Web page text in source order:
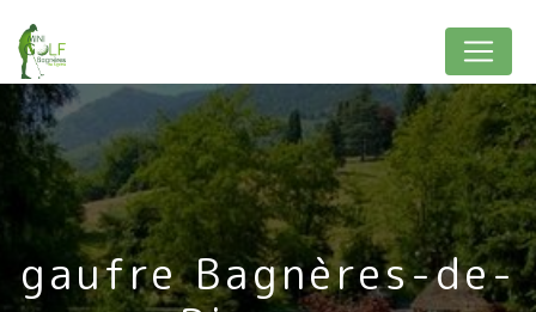
gaufre Bagnères-de-